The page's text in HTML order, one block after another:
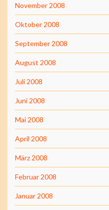
November 2008
Oktober 2008
September 2008
August 2008
Juli 2008
Juni 2008
Mai 2008
April 2008
März 2008
Februar 2008
Januar 2008